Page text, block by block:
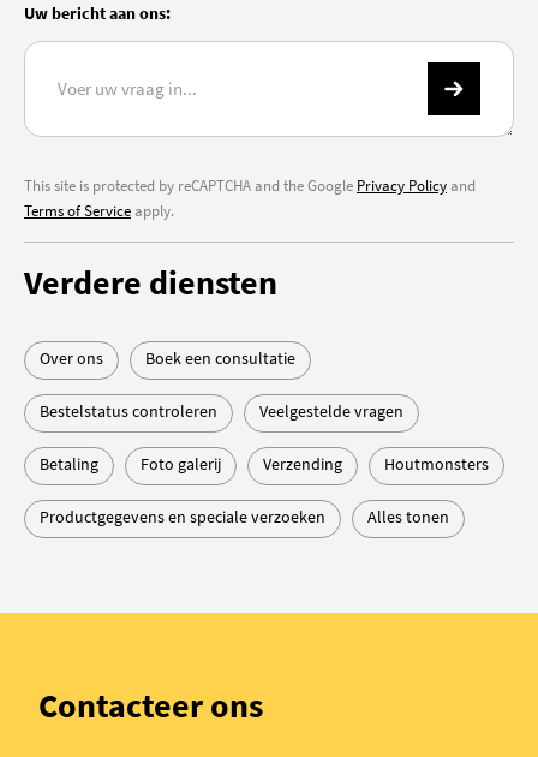
Uw bericht aan ons:
This site is protected by reCAPTCHA and the Google Privacy Policyand
Terms of Serviceapply.
Verdere diensten
Over ons Boek een consultatie
Bestelstatus controleren Veelgestelde vragen
Betaling Foto galerij Verzending Houtmonsters
Productgegevens en speciale verzoeken Alles tonen
Contacteer ons